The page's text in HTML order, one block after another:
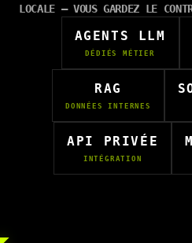
LOCALE — VOUS GARDEZ LE
AGENTS LLM
DÉDIÉS MÉTIER
RAG
DONNÉES INTERNES
API PRIVÉE
INTÉGRATION